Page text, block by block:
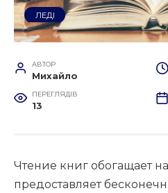
ЛЕДІ
АВТОР
Михайло
ПЕРЕГЛЯДІВ
13
Чтение книг обогащает
предоставляет